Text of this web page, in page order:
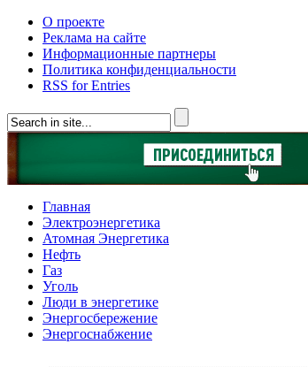
О проекте
Реклама на сайте
Информационные партнеры
Политика конфиденциальности
RSS for Entries
Главная
Электроэнергетика
Атомная Энергетика
Нефть
Газ
Уголь
Люди в энергетике
Энергосбережение
Энергоснабжение